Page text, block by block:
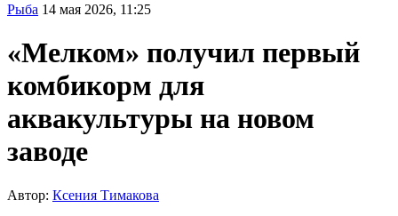
Рыба 14 мая 2026, 11:25
«Мелком» получил первый
комбикорм для
аквакультуры на новом
заводе
Автор: Ксения Тимакова